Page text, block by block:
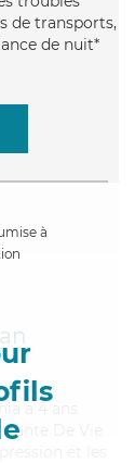
de transports,
de nuit*
à
a 4 ans
De Vie